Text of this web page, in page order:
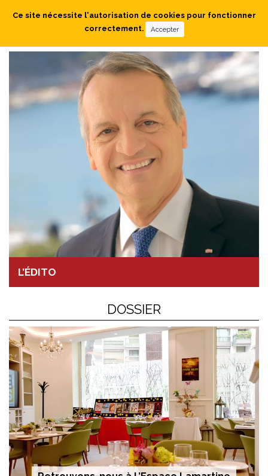
L’ÉDITO
DOSSIER
Ce site nécessite l'autorisation de cookies pour fonctionner
correctement.
Accepter